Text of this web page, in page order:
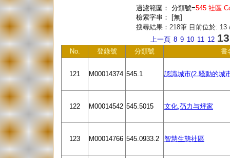
過濾範圍： 分類號=545 社區
檢索字串： [無]
搜尋結果：218筆 目前位於:
上一頁 8 9 10 11 12 13
No. 登錄號 分類號 書
121 M00014374 545.1 認識城市(2.騷動的城
122 M00014542 545.5015 文化,芿力与烀家
123 M00014766 545.0933.2 智慧生態社區